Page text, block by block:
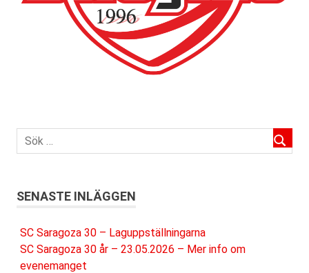
SENASTE INLÄGGEN
SC Saragoza 30 – Laguppställningarna
SC Saragoza 30 år – 23.05.2026 – Mer info om
evenemanget